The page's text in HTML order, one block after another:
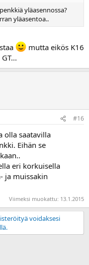
yläasennossa?
yläasentoa..
mutta eikös K16
#16
olla saatavilla
Eihän se
eri korkuisella
ja muissakin
Viimeksi muokattu: 13.1.2015
voidaksesi